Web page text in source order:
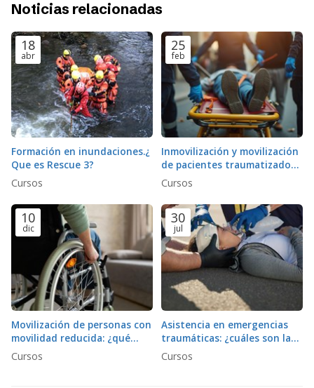
Noticias relacionadas
18
abr
Formación en inundaciones.¿
Que es Rescue 3?
Cursos
25
feb
Inmovilización y movilización
de pacientes traumatizados:
¿Qué técnicas minimizan el
riesgo de lesiones
secundarias?
Cursos
10
dic
Movilización de personas con
movilidad reducida: ¿qué
protocolos y equipos son
necesarios?
Cursos
30
jul
Asistencia en emergencias
traumáticas: ¿cuáles son las
prioridades en la atención
inicial?
Cursos